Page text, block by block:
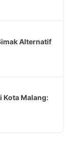
Alternatif
Kota Malang: